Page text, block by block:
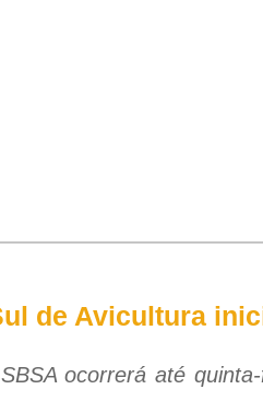
de Avicultura
ocorrerá até